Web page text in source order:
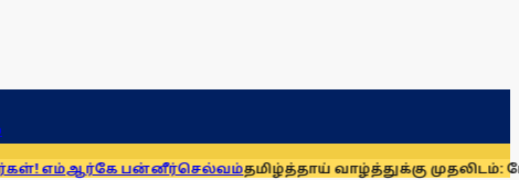
பன்னீர்செல்வம்தமிழ்த்தாய் வாழ்த்துக்கு முதலிடம்: பேரவையில்